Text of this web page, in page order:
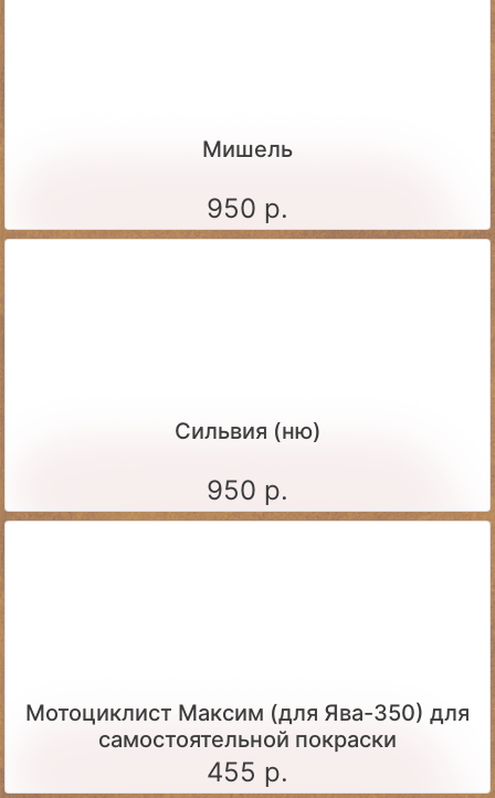
Мишель
950 р.
Сильвия (ню)
950 р.
Мотоциклист Максим (для Ява-350) для
самостоятельной покраски
455 р.